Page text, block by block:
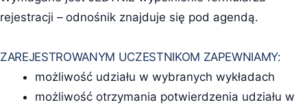
rejestracji – odnośnik znajduje się pod agendą.
ZAREJESTROWANYM UCZESTNIKOM ZAPEWNIAMY:
możliwość udziału w wybranych wykładach
możliwość otrzymania potwierdzenia udziału w